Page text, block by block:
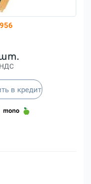
шт.
НДС
в кредит